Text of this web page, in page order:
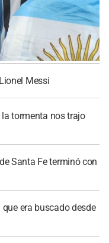
Messi
la tormenta nos trajo
Santa Fe terminó con
era buscado desde